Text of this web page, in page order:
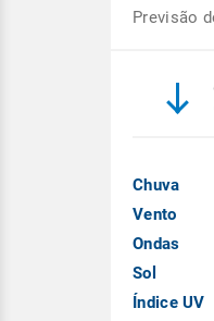
Previsão
Chuva
Vento
Ondas
Sol
Índice UV